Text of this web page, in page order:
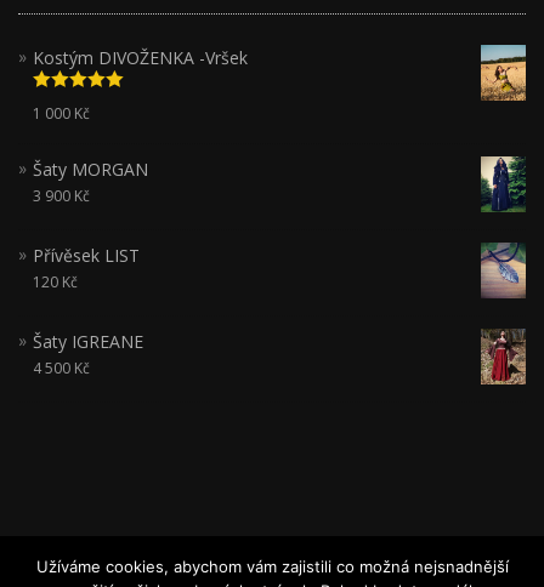
Kostým DIVOŽENKA -Vršek
Hodnocení
5.00z 5
1 000 Kč
Šaty MORGAN
3 900 Kč
Přívěsek LIST
120 Kč
Šaty IGREANE
4 500 Kč
Užíváme cookies, abychom vám zajistili co možná nejsnadnější